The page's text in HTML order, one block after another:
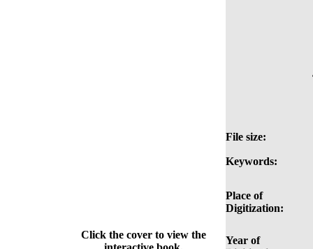
File size:
Keywords:
Place of
Digitization:
Click the cover to view the
Year of